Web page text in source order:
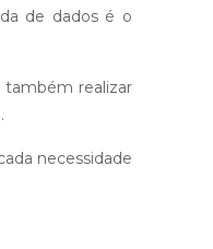
de dados é o
também realizar
necessidade